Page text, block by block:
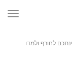
לחורף ולמדו